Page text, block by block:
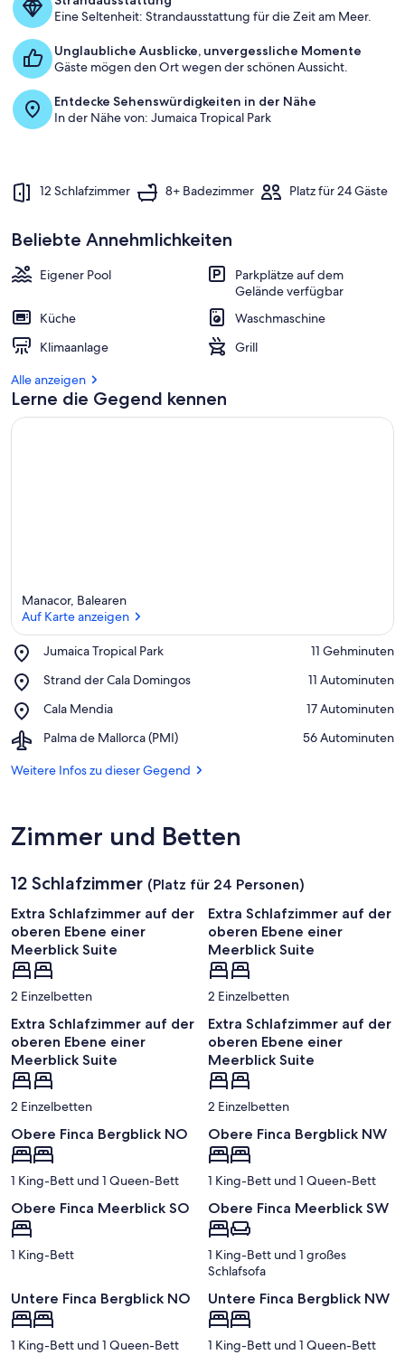
Eine Seltenheit: Strandausstattung für die Zeit am Meer.
Unglaubliche Ausblicke, unvergessliche Momente
Gäste mögen den Ort wegen der schönen Aussicht.
Entdecke Sehenswürdigkeiten in der Nähe
In der Nähe von: Jumaica Tropical Park
12 Schlafzimmer 8+ Badezimmer Platz für 24 Gäste
Beliebte Annehmlichkeiten
Eigener Pool
Parkplätze auf dem
Gelände verfügbar
Küche
Waschmaschine
Klimaanlage
Grill
Alle anzeigen
Lerne die Gegend kennen
Manacor, Balearen
Auf Karte anzeigen
Jumaica Tropical Park
Place,
Tropical
‪11 Gehminuten‬
Strand der Cala Domingos
Place,
der
Domingos
‪11 Autominuten‬
Cala Mendia
Place,
Mendia
‪17 Autominuten‬
Palma de Mallorca (PMI)
Airport,
de
‪56 Autominuten‬
Weitere Infos zu dieser Gegend
Zimmer und Betten
12 Schlafzimmer (Platz für 24 Personen)
Extra Schlafzimmer auf der
oberen Ebene einer
Meerblick Suite
2 Einzelbetten
Extra Schlafzimmer auf der
oberen Ebene einer
Meerblick Suite
2 Einzelbetten
Extra Schlafzimmer auf der
oberen Ebene einer
Meerblick Suite
2 Einzelbetten
Extra Schlafzimmer auf der
oberen Ebene einer
Meerblick Suite
2 Einzelbetten
Obere Finca Bergblick NO
1 King-Bett und 1 Queen-Bett
Obere Finca Bergblick NW
1 King-Bett und 1 Queen-Bett
Obere Finca Meerblick SO
1 King-Bett
Obere Finca Meerblick SW
1 King-Bett und 1 großes
Schlafsofa
Untere Finca Bergblick NO
1 King-Bett und 1 Queen-Bett
Untere Finca Bergblick NW
1 King-Bett und 1 Queen-Bett